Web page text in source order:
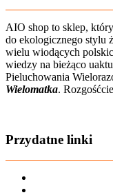
AIO shop to sklep,
do ekologicznego stylu
wielu wiodących
wiedzy na bieżąco
Pieluchowania
Wielomatka.
Przydatne linki